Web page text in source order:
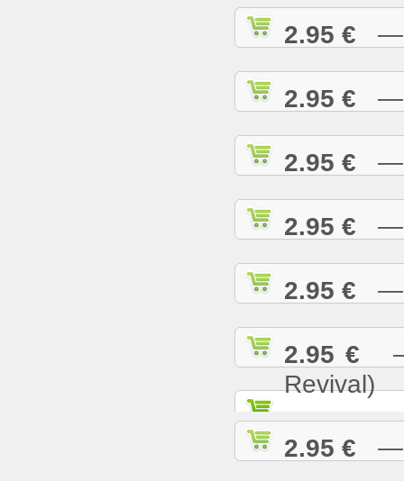
2.95 € —
2.95 € —
2.95 € —
2.95 € —
2.95 € —
2.95 € —
Revival)
2.95 € —